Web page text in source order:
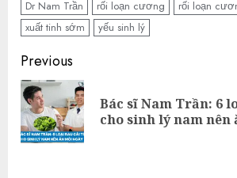
Dr Nam Trần
rối loạn cương
rối loạn
xuất tinh sớm
yếu sinh lý
Continue
Reading
Previous
Bác sĩ Nam Trần: 6
cho sinh lý nam nên